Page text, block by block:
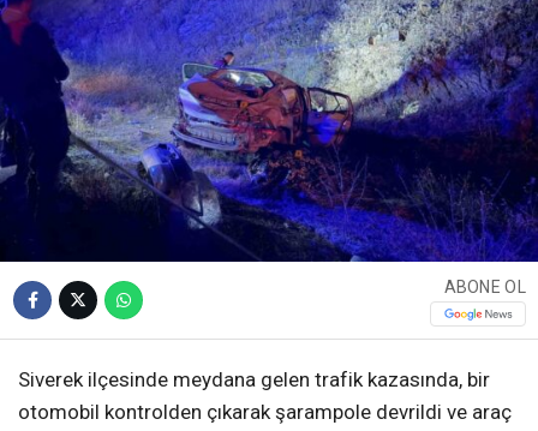
ABONE OL
Siverek ilçesinde meydana gelen trafik kazasında, bir
otomobil kontrolden çıkarak şarampole devrildi ve araç